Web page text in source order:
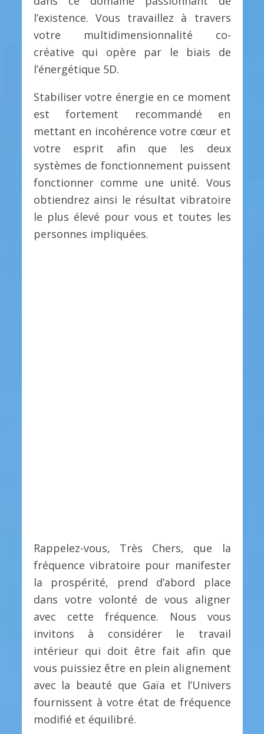
l’existence. Vous travaillez à travers
votre multidimensionnalité co-
créative qui opère par le biais de
l’énergétique 5D.
Stabiliser votre énergie en ce moment
est fortement recommandé en
mettant en incohérence votre cœur et
votre esprit afin que les deux
systèmes de fonctionnement puissent
fonctionner comme une unité. Vous
obtiendrez ainsi le résultat vibratoire
le plus élevé pour vous et toutes les
personnes impliquées.
Rappelez-vous, Très Chers, que la
fréquence vibratoire pour manifester
la prospérité, prend d’abord place
dans votre volonté de vous aligner
avec cette fréquence. Nous vous
invitons à considérer le travail
intérieur qui doit être fait afin que
vous puissiez être en plein alignement
avec la beauté que Gaïa et l’Univers
fournissent à votre état de fréquence
modifié et équilibré.